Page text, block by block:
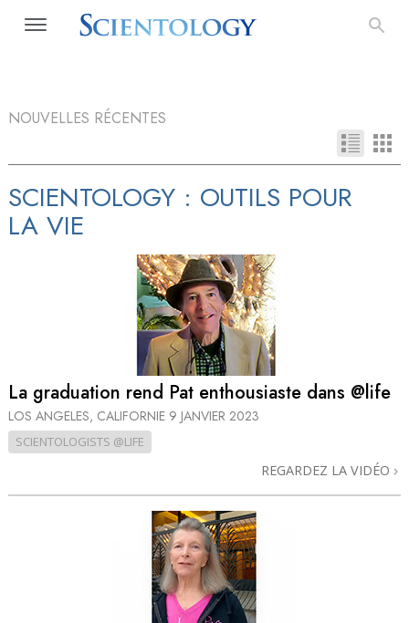
NOUVELLES RÉCENTES
SCIENTOLOGY : OUTILS POUR
LA VIE
La graduation rend Pat enthousiaste dans @life
LOS ANGELES, CALIFORNIE 9 JANVIER 2023
SCIENTOLOGISTS @LIFE
REGARDEZ LA VIDÉO